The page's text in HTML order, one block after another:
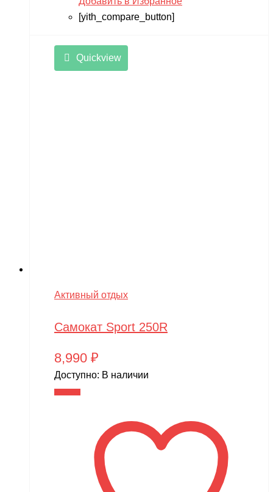
[yith_compare_button]
Quickview
Активный отдых
Самокат Sport 250R
8,990 ₽
Доступно: В наличии